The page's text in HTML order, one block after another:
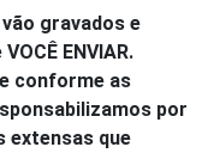
gravados e
ENVIAR.
conforme as
por
extensas que